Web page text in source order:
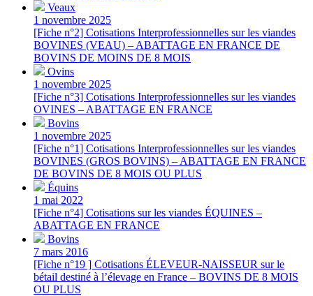
Veaux
1 novembre 2025
[Fiche n°2] Cotisations Interprofessionnelles sur les viandes
BOVINES (VEAU) – ABATTAGE EN FRANCE DE
BOVINS DE MOINS DE 8 MOIS
Ovins
1 novembre 2025
[Fiche n°3] Cotisations Interprofessionnelles sur les viandes
OVINES – ABATTAGE EN FRANCE
Bovins
1 novembre 2025
[Fiche n°1] Cotisations Interprofessionnelles sur les viandes
BOVINES (GROS BOVINS) – ABATTAGE EN FRANCE
DE BOVINS DE 8 MOIS OU PLUS
Équins
1 mai 2022
[Fiche n°4] Cotisations sur les viandes ÉQUINES –
ABATTAGE EN FRANCE
Bovins
7 mars 2016
[Fiche n°19 ] Cotisations ÉLEVEUR-NAISSEUR sur le
bétail destiné à l’élevage en France – BOVINS DE 8 MOIS
OU PLUS